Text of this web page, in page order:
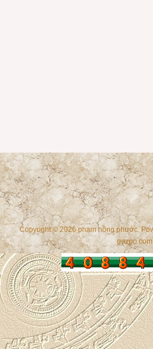
Copyright © 2026 phạm hồng phước.
gazpo.com